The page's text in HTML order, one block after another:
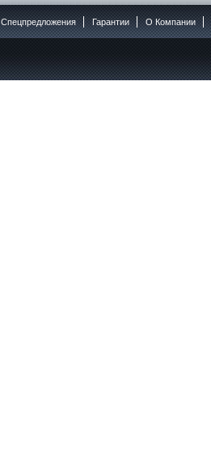
Спецпредложения Гарантии O Компании